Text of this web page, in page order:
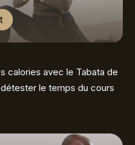
calories avec le Tabata de
détester le temps du cours